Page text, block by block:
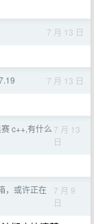
7 月 13 日
7 月 13 日
c++,有什么 7 月 13
日
，或许正在
7 月 9
日